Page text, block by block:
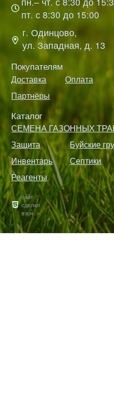
пт. с 8:30 до 15:00
г. Одинцово,
ул. Западная, д. 13
Покупателям
Доставка Оплата
Партнёры
Каталог
СЕМЕНА ГАЗОННЫХ
Защита
Буйские
Инвентарь
Септики
Реагенты
сайт
сделал
взоч